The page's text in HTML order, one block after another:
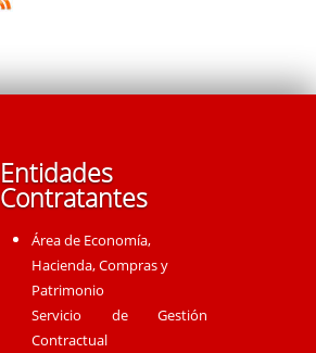
Entidades
Contratantes
Área de Economía,
Hacienda, Compras y
Patrimonio
Servicio de Gestión
Contractual